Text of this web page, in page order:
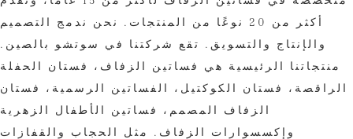
أكثر من 20 نوعًا من المنتجات. نحن ندمج التصميم
والإنتاج والتسويق. تقع شركتنا في سوتشو بالصين.
منتجاتنا الرئيسية هي فساتين الزفاف، فستان الحفلة
الراقصة، فستان الكوكتيل، الفساتين الرسمية، فستان
الزفاف المصمم، فساتين الأطفال الزهرية
وإكسسوارات الزفاف. مثل الحجاب والقفازات